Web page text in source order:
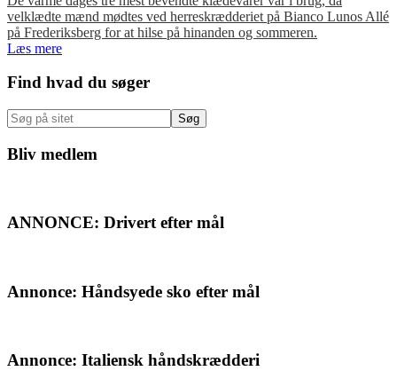
velklædte mænd mødtes ved herreskrædderiet på Bianco Lunos Allé
på Frederiksberg for at hilse på hinanden og sommeren.
Læs mere
Primær
Sidebar
Find hvad du søger
Søg
på
sitet
Bliv medlem
ANNONCE: Drivert efter mål
Annonce: Håndsyede sko efter mål
Annonce: Italiensk håndskrædderi